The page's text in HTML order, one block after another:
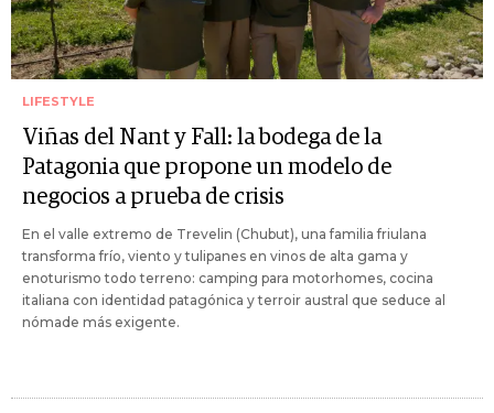
LIFESTYLE
Viñas del Nant y Fall: la bodega de la
Patagonia que propone un modelo de
negocios a prueba de crisis
En el valle extremo de Trevelin (Chubut), una familia friulana
transforma frío, viento y tulipanes en vinos de alta gama y
enoturismo todo terreno: camping para motorhomes, cocina
italiana con identidad patagónica y terroir austral que seduce al
nómade más exigente.